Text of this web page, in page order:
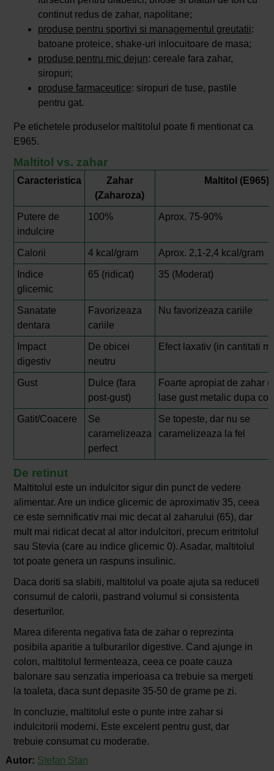
continut redus de zahar, napolitane;
produse pentru sportivi si managementul greutatii:
batoane proteice, shake-uri inlocuitoare de masa;
produse pentru mic dejun: cereale fara zahar,
siropuri;
produse farmaceutice: siropuri de tuse, pastile
pentru gat.
Pe etichetele produselor maltitolul poate fi mentionat ca
E965.
Maltitol vs. zahar
Caracteristica
Zahar
(Zaharoza)
Maltitol (E965)
Putere de
indulcire
100% Aprox. 75-90%
Calorii 4 kcal/gram Aprox. 2,1-2,4 kcal/gram
Indice
glicemic
65 (ridicat) 35 (Moderat)
Sanatate
dentara
Favorizeaza
cariile
Nu favorizeaza cariile
Impact
digestiv
De obicei
neutru
Efect laxativ (in cantitati
Gust
Dulce (fara
post-gust)
Foarte apropiat de zahar
lase gust metalic dupa
Gatit/Coacere
Se
caramelizeaza
perfect
Se topeste, dar nu se
caramelizeaza la fel
De retinut
Maltitolul este un indulcitor sigur din punct de vedere
alimentar. Are un indice glicemic de aproximativ 35, ceea
ce este semnificativ mai mic decat al zaharului (65), dar
mult mai ridicat decat al altor indulcitori, precum eritritolul
sau Stevia (care au indice glicemic 0). Asadar, maltitolul
tot poate genera un raspuns insulinic.
Daca doriti sa slabiti, maltitolul va poate ajuta sa reduceti
consumul de calorii, pastrand volumul si consistenta
deserturilor.
Marea diferenta negativa fata de zahar o reprezinta
posibila aparitie a tulburarilor digestive. Cand ajunge in
colon, maltitolul fermenteaza, ceea ce poate cauza
balonare sau senzatia imperioasa ca trebuie sa mergeti
la toaleta, daca sunt depasite 35-50 de grame pe zi.
In concluzie, maltitolul este o punte intre zahar si
indulcitorii moderni. Este excelent pentru gust, dar
trebuie consumat cu moderatie.
Autor: Stefan Stan